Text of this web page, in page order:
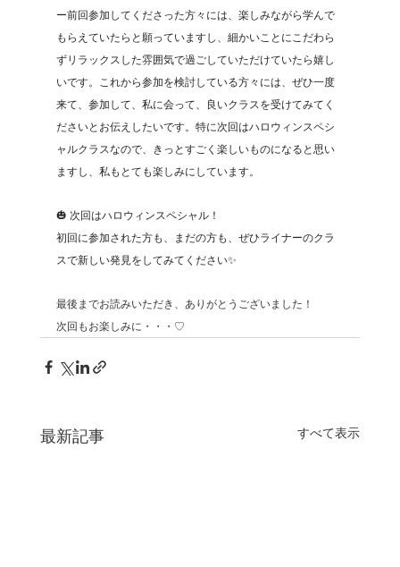
ー前回参加してくださった方々には、楽しみながら学んで
もらえていたらと願っていますし、細かいことにこだわら
ずリラックスした雰囲気で過ごしていただけていたら嬉し
いです。これから参加を検討している方々には、ぜひ一度
来て、参加して、私に会って、良いクラスを受けてみてく
ださいとお伝えしたいです。特に次回はハロウィンスペシ
ャルクラスなので、きっとすごく楽しいものになると思い
ますし、私もとても楽しみにしています。
🎃 次回はハロウィンスペシャル！
初回に参加された方も、まだの方も、ぜひライナーのクラ
スで新しい発見をしてみてください✨
最後までお読みいただき、ありがとうございました！
次回もお楽しみに・・・♡
最新記事 すべて表示